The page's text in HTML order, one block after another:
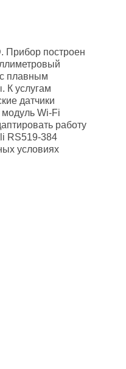
Прибор построен
плавным
К услугам
датчики
Wi-Fi
работу
RS519-384
условиях